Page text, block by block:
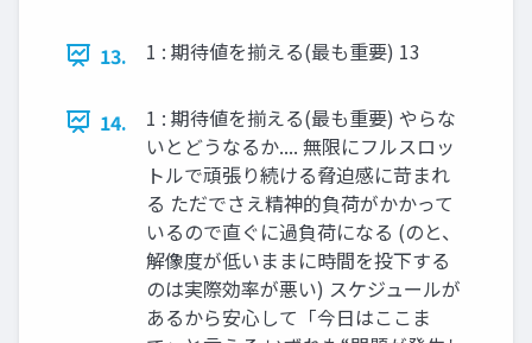
13. 1 : 期待値を揃える(最も重要) 13
14.
1 : 期待値を揃える(最も重要) やらな
いとどうなるか.... 無限にフルスロッ
トルで頑張り続ける脅迫感に苛まれ
る ただでさえ精神的負荷がかかって
いるので直ぐに過負荷になる (のと、
解像度が低いままに時間を投下する
のは実際効率が悪い) スケジュールが
あるから安心して「今日はここま